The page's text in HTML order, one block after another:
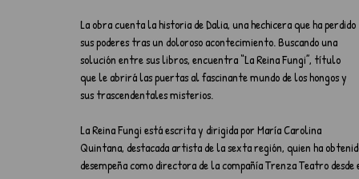
La obra cuenta la historia de Dalia, una hechicera que ha perdido
sus poderes tras un doloroso acontecimiento. Buscando una
solución entre sus libros, encuentra “La Reina Fungi”, título
que le abrirá las puertas al fascinante mundo de los hongos y
sus trascendentales misterios.
La Reina Fungi está escrita y dirigida por María Carolina
Quintana, destacada artista de la sexta región, quien ha
desempeña como directora de la compañía Trenza Teatro desde